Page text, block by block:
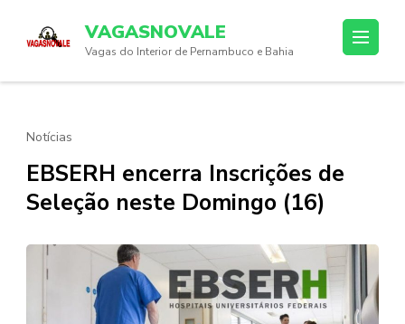
(Press
VAGASNOVALE
Vagas do Interior de Pernambuco e Bahia
Notícias
EBSERH encerra Inscrições de
Seleção neste Domingo (16)